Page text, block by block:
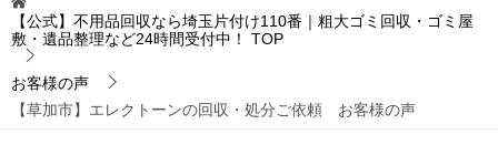
【公式】不用品回収なら埼玉片付け110番｜粗大ゴミ回収・ゴミ屋
敷・遺品整理など24時間受付中！
TOP
お客様の声
【草加市】エレクトーンの回収・処分ご依頼 お客様の声